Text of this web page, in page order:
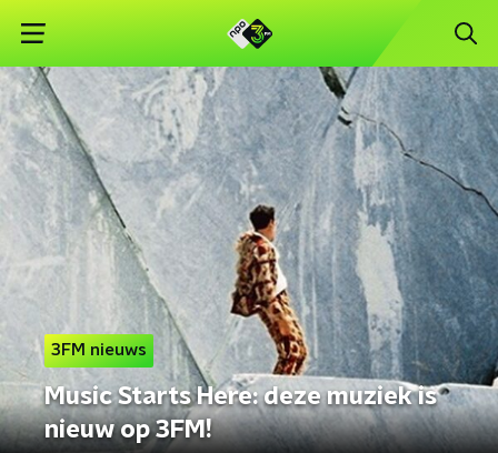
3FM nieuws
Music Starts Here: deze muziek is
nieuw op 3FM!